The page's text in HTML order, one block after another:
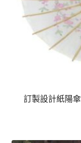
訂製設計紙陽傘